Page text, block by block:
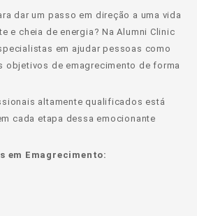
dar um passo em direção a uma vida
e cheia de energia? Na Alumni Clinic
em ajudar pessoas como
objetivos de emagrecimento de forma
altamente qualificados está
cada etapa dessa emocionante
em Emagrecimento: